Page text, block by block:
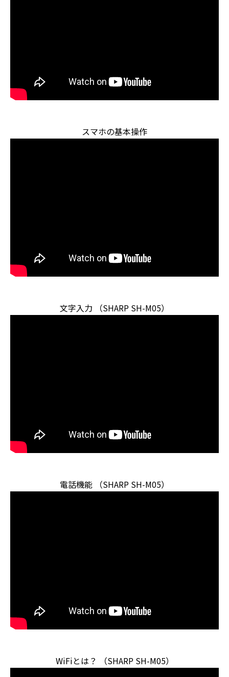
スマホの基本操作
文字入力 （SHARP SH-M05）
電話機能 （SHARP SH-M05）
WiFiとは？ （SHARP SH-M05）